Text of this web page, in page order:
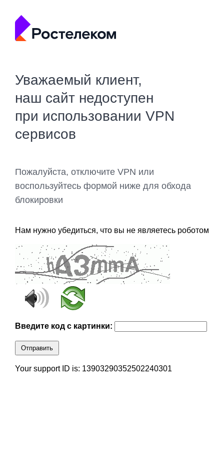
Уважаемый клиент,
наш сайт недоступен
при использовании VPN
сервисов
Пожалуйста, отключите VPN или
воспользуйтесь формой ниже для обхода
блокировки
Нам нужно убедиться, что вы не являетесь роботом
Введите код с картинки:
Отправить
Your support ID is: 13903290352502240301